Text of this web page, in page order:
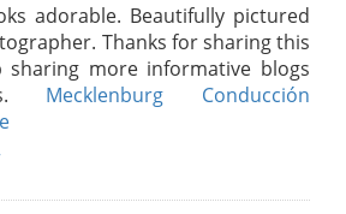
adorable. Beautifully pictured
Thanks for sharing this
sharing more informative blogs
Mecklenburg Conducción